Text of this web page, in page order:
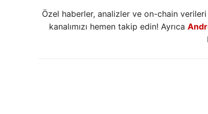
Özel haberler, analizler ve on-chain
kanalımızı hemen takip edin! Ayrıca